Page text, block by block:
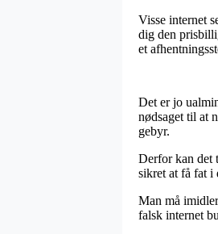
Visse internet
dig den
et
Det er jo
nødsaget til at
gebyr.
Derfor kan det
sikret at få fat i
Man må
falsk internet